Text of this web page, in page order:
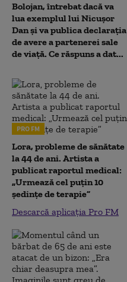
Bolojan, întrebat dacă va
lua exemplul lui Nicușor
Dan și va publica declarația
de avere a partenerei sale
de viață. Ce răspuns a dat...
PRO FM
Lora, probleme de sănătate
la 44 de ani. Artista a
publicat raportul medical:
„Urmează cel puțin 10
ședințe de terapie”
Descarcă aplicația Pro FM